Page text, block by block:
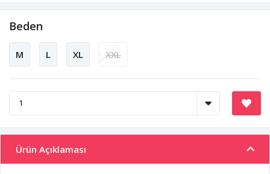
Beden
M L XL XXL
Ürün Açıklaması